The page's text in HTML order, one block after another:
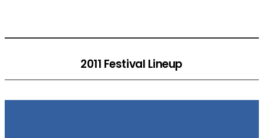
2011 Festival Lineup